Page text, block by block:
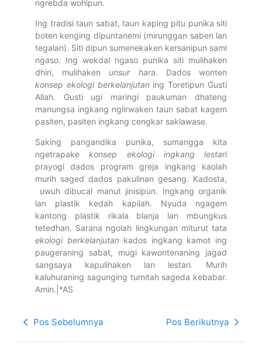
ngrebda wohipun.
Ing tradisi taun sabat, taun kaping pitu punika siti
boten kenging dipuntanemi (mirunggan saben lan
tegalan). Siti dipun sumenekaken kersanipun sami
ngaso. Ing wekdal ngaso punika siti mulihaken
dhiri, mulihaken unsur hara. Dados wonten
konsep ekologi berkelanjutaning Toretipun Gusti
Allah. Gusti ugi maringi paukuman dhateng
manungsa ingkang nglirwaken taun sabat kagem
pasiten, pasiten ingkang cengkar saklawase.
Saking pangandika punika, sumangga kita
ngetrapakekonsep ekologi ingkang lestari
prayogi dados program greja ingkang kaolah
murih saged dados pakulinan gesang. Kadosta,
uwuh dibucal manut jinisipun. Ingkang organik
lan plastik kedah kapilah. Nyuda ngagem
kantong plastik rikala blanja lan mbungkus
tetedhan. Sarana ngolah lingkungan miturut tata
ekologi berkelanjutankados ingkang kamot ing
paugeraning sabat, mugi kawontenaning jagad
sangsaya kapulihaken lan lestari. Murih
kaluhuraning sagunging tumitah sageda kebabar.
Amin.|*AS
Pos Sebelumnya Pos Berikutnya